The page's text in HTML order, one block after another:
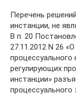
Перечень
инстанции, не
В п. 20
27.11.2012 N 26
регулирующих
инстанции»